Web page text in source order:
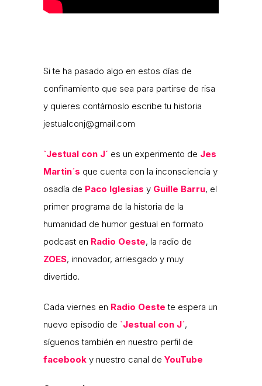
Si te ha pasado algo en estos días de
confinamiento que sea para partirse de risa
y quieres contárnoslo escribe tu historia
jestualconj@gmail.com
`Jestual con J´ es un experimento de Jes
Martin´s que cuenta con la inconsciencia y
osadía de Paco Iglesias y Guille Barru, el
primer programa de la historia de la
humanidad de humor gestual en formato
podcast en Radio Oeste, la radio de
ZOES, innovador, arriesgado y muy
divertido.
Cada viernes en Radio Oeste te espera un
nuevo episodio de `Jestual con J´,
síguenos también en nuestro perfil de
facebook y nuestro canal de YouTube